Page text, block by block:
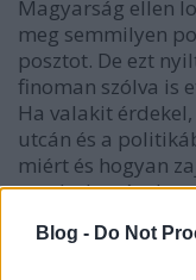
Blog - Do Not
Magyarság ellen
meg semmilyen
posztot. De ezt
finoman szólva is
Ha valakit
utcán és a
miért és hogyan